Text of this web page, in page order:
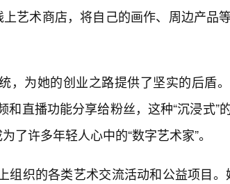
艺术商店，将自己的画作、周边产品
，为她的创业之路提供了坚实的后盾
和直播功能分享给粉丝，这种“沉浸式”
了许多年轻人心中的“数字艺术家”。
组织的各类艺术交流活动和公益项目